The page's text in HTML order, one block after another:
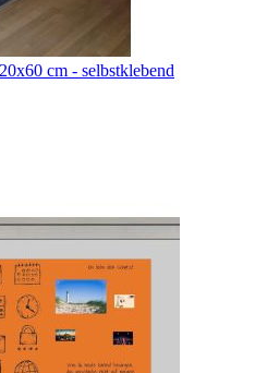
cm - selbstklebend